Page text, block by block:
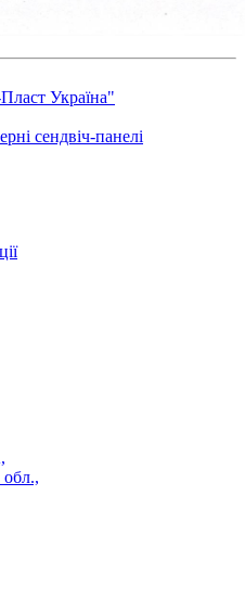
Україна"
сендвіч-панелі